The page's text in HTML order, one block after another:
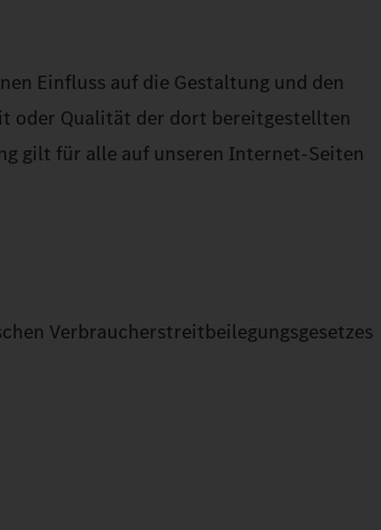
Einfluss auf die Gestaltung und den
oder Qualität der dort bereitgestellten
gilt für alle auf unseren Internet-Seiten
Verbraucherstreitbeilegungsgesetzes